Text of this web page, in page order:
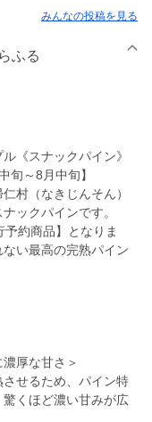
みんなの投稿を見る
ふる
《スナックパイン》
旬～8月中旬】
村（なきじんそん）
ックパインです。
約商品】となりま
い最高の完熟パイン
厚な甘さ＞
せるため、パイン特
くほど濃い甘みが広